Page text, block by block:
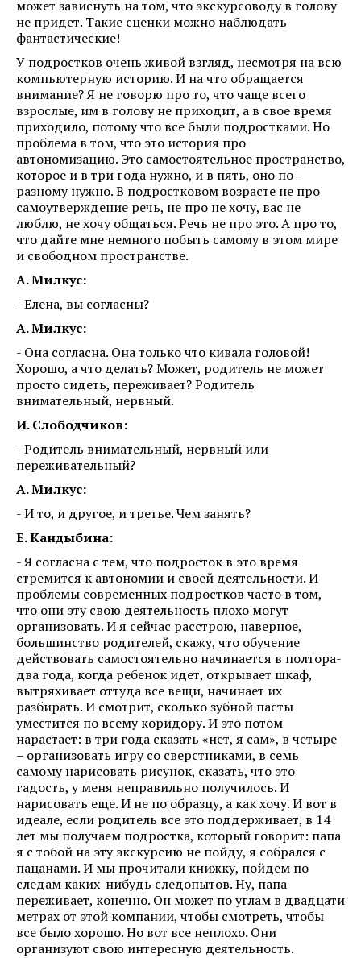
может зависнуть на том, что экскурсоводу в голову
не придет. Такие сценки можно наблюдать
фантастические!
У подростков очень живой взгляд, несмотря на всю
компьютерную историю. И на что обращается
внимание? Я не говорю про то, что чаще всего
взрослые, им в голову не приходит, а в свое время
приходило, потому что все были подростками. Но
проблема в том, что это история про
автономизацию. Это самостоятельное пространство,
которое и в три года нужно, и в пять, оно по-
разному нужно. В подростковом возрасте не про
самоутверждение речь, не про не хочу, вас не
люблю, не хочу общаться. Речь не про это. А про то,
что дайте мне немного побыть самому в этом мире
и свободном пространстве.
А. Милкус:
- Елена, вы согласны?
А. Милкус:
- Она согласна. Она только что кивала головой!
Хорошо, а что делать? Может, родитель не может
просто сидеть, переживает? Родитель
внимательный, нервный.
И. Слободчиков:
- Родитель внимательный, нервный или
переживательный?
А. Милкус:
- И то, и другое, и третье. Чем занять?
Е. Кандыбина:
- Я согласна с тем, что подросток в это время
стремится к автономии и своей деятельности. И
проблемы современных подростков часто в том,
что они эту свою деятельность плохо могут
организовать. И я сейчас расстрою, наверное,
большинство родителей, скажу, что обучение
действовать самостоятельно начинается в полтора-
два года, когда ребенок идет, открывает шкаф,
вытряхивает оттуда все вещи, начинает их
разбирать. И смотрит, сколько зубной пасты
уместится по всему коридору. И это потом
нарастает: в три года сказать «нет, я сам», в четыре
– организовать игру со сверстниками, в семь
самому нарисовать рисунок, сказать, что это
гадость, у меня неправильно получилось. И
нарисовать еще. И не по образцу, а как хочу. И вот в
идеале, если родитель все это поддерживает, в 14
лет мы получаем подростка, который говорит: папа
я с тобой на эту экскурсию не пойду, я собрался с
пацанами. И мы прочитали книжку, пойдем по
следам каких-нибудь следопытов. Ну, папа
переживает, конечно. Он может по углам в двадцати
метрах от этой компании, чтобы смотреть, чтобы
все было хорошо. Но вот все неплохо. Они
организуют свою интересную деятельность.